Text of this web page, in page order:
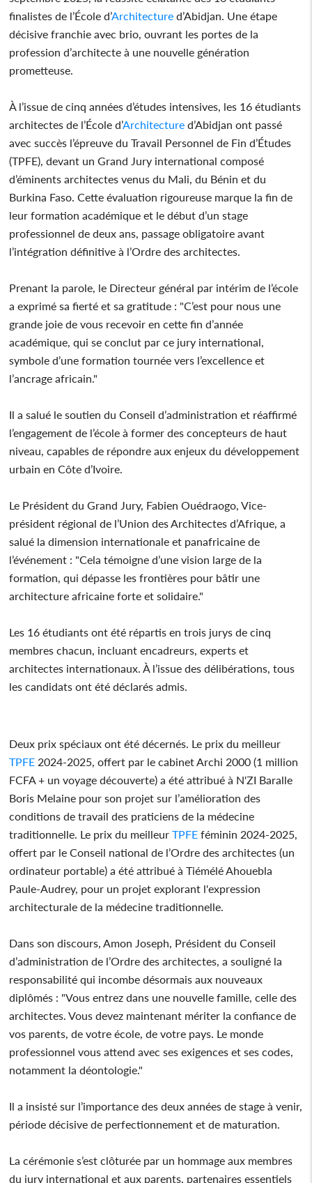
finalistes de l’École d’Architecture d’Abidjan. Une étape
décisive franchie avec brio, ouvrant les portes de la
profession d’architecte à une nouvelle génération
prometteuse.
À l’issue de cinq années d’études intensives, les 16 étudiants
architectes de l’École d’Architecture d’Abidjan ont passé
avec succès l’épreuve du Travail Personnel de Fin d’Études
(TPFE), devant un Grand Jury international composé
d’éminents architectes venus du Mali, du Bénin et du
Burkina Faso. Cette évaluation rigoureuse marque la fin de
leur formation académique et le début d’un stage
professionnel de deux ans, passage obligatoire avant
l’intégration définitive à l’Ordre des architectes.
Prenant la parole, le Directeur général par intérim de l’école
a exprimé sa fierté et sa gratitude : "C’est pour nous une
grande joie de vous recevoir en cette fin d’année
académique, qui se conclut par ce jury international,
symbole d’une formation tournée vers l’excellence et
l’ancrage africain."
Il a salué le soutien du Conseil d’administration et réaffirmé
l’engagement de l’école à former des concepteurs de haut
niveau, capables de répondre aux enjeux du développement
urbain en Côte d’Ivoire.
Le Président du Grand Jury, Fabien Ouédraogo, Vice-
président régional de l’Union des Architectes d’Afrique, a
salué la dimension internationale et panafricaine de
l’événement : "Cela témoigne d’une vision large de la
formation, qui dépasse les frontières pour bâtir une
architecture africaine forte et solidaire."
Les 16 étudiants ont été répartis en trois jurys de cinq
membres chacun, incluant encadreurs, experts et
architectes internationaux. À l’issue des délibérations, tous
les candidats ont été déclarés admis.
Deux prix spéciaux ont été décernés. Le prix du meilleur
TPFE 2024-2025, offert par le cabinet Archi 2000 (1 million
FCFA + un voyage découverte) a été attribué à N'ZI Baralle
Boris Melaine pour son projet sur l’amélioration des
conditions de travail des praticiens de la médecine
traditionnelle. Le prix du meilleur TPFE féminin 2024-2025,
offert par le Conseil national de l’Ordre des architectes (un
ordinateur portable) a été attribué à Tiémélé Ahouebla
Paule-Audrey, pour un projet explorant l'expression
architecturale de la médecine traditionnelle.
Dans son discours, Amon Joseph, Président du Conseil
d’administration de l’Ordre des architectes, a souligné la
responsabilité qui incombe désormais aux nouveaux
diplômés : "Vous entrez dans une nouvelle famille, celle des
architectes. Vous devez maintenant mériter la confiance de
vos parents, de votre école, de votre pays. Le monde
professionnel vous attend avec ses exigences et ses codes,
notamment la déontologie."
Il a insisté sur l’importance des deux années de stage à venir,
période décisive de perfectionnement et de maturation.
La cérémonie s’est clôturée par un hommage aux membres
du jury international et aux parents, partenaires essentiels